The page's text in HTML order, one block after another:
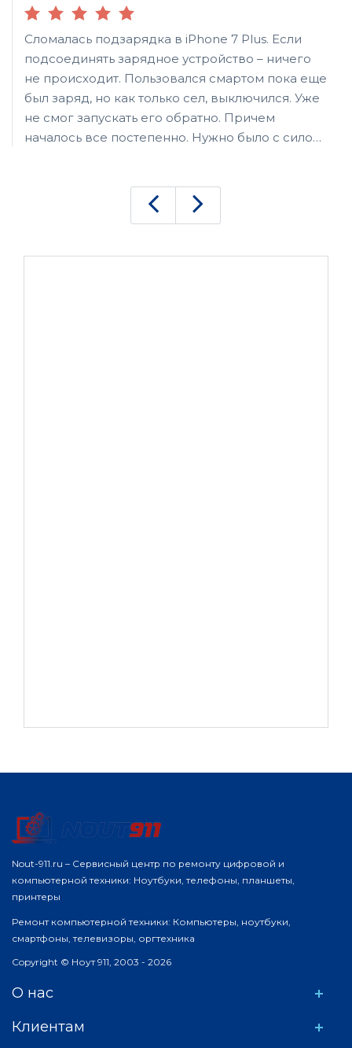
Сломалась подзарядка в iPhone 7 Plus. Если
подсоединять зарядное устройство – ничего
не происходит. Пользовался смартом пока еще
был заряд, но как только сел, выключился. Уже
не смог запускать его обратно. Причем
началось все постепенно. Нужно было с силой
нужно заменять разъема для подключения
зарядки. Починили за полчаса, может быть
подключать не нужно запихивать с силой. Буду
Nout-911.ru – Сервисный центр по ремонту цифровой и
компьютерной техники: Ноутбуки, телефоны, планшеты,
принтеры
Ремонт компьютерной техники: Компьютеры, ноутбуки,
смартфоны, телевизоры, оргтехника
Copyright © Ноут 911, 2003 - 2026
О нас
Клиентам